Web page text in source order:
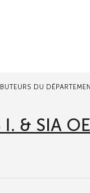
DU
& SIA